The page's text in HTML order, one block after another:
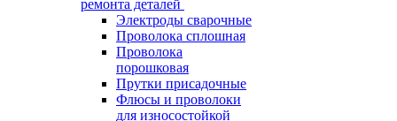
ремонта деталей
Электроды сварочные
Проволока сплошная
Проволока
порошковая
Прутки присадочные
Флюсы и проволоки
для износостойкой